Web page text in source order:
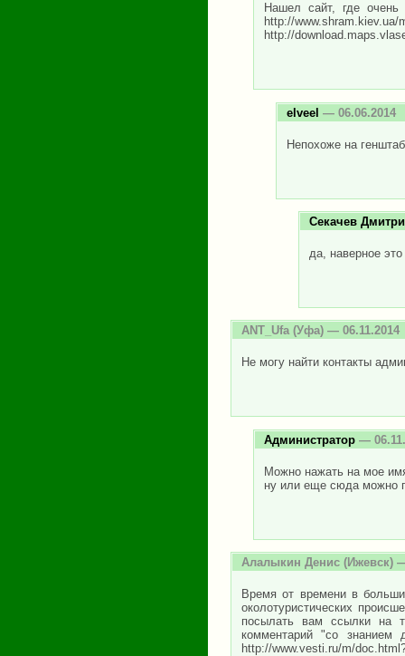
Нашел сайт, где очень
http://www.shram.kiev.ua/
http://
elveel — 06.06.2014
Непохоже на
Секачев
да, наверное
ANT_Ufa(Уфа) — 06.11.2014
Не могу найти контакты
Администратор —
Можно нажать на мое
ну или еще сюда можно
Алалыкин Денис (Ижевск)
Время от времени в
околотуристических
посылать вам ссылки на
комментарий "со знанием
http://www.vesti.ru/m/